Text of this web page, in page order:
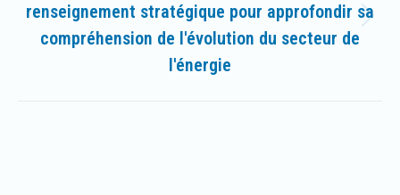
Article
suivant
:
renseignement stratégique pour approfondir sa
compréhension de l'évolution du secteur de
l'énergie